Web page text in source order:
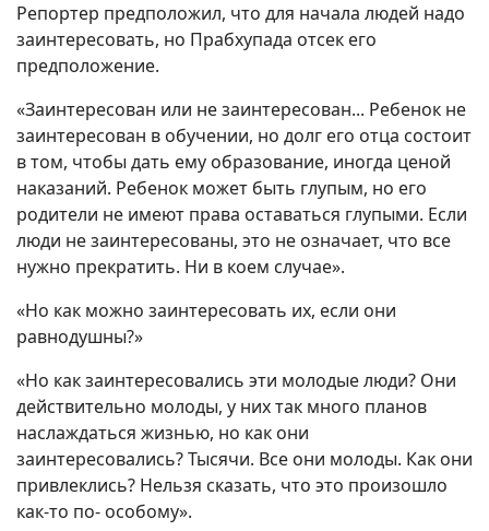
Репортер предположил, что для начала людей надо
заинтересовать, но Прабхупада отсек его
предположение.
«Заинтересован или не заинтересован... Ребенок не
заинтересован в обучении, но долг его отца состоит
в том, чтобы дать ему образование, иногда ценой
наказаний. Ребенок может быть глупым, но его
родители не имеют права оставаться глупыми. Если
люди не заинтересованы, это не означает, что все
нужно прекратить. Ни в коем случае».
«Но как можно заинтересовать их, если они
равнодушны?»
«Но как заинтересовались эти молодые люди? Они
действительно молоды, у них так много планов
наслаждаться жизнью, но как они
заинтересовались? Тысячи. Все они молоды. Как они
привлеклись? Нельзя сказать, что это произошло
как-то по- особому».